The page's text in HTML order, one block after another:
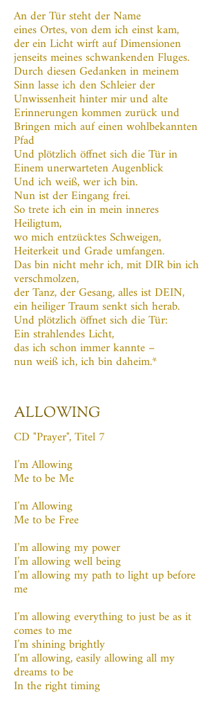
An der Tür steht der Name
eines Ortes, von dem ich einst kam,
der ein Licht wirft auf Dimensionen
jenseits meines schwankenden Fluges.
Durch diesen Gedanken in meinem
Sinn lasse ich den Schleier der
Unwissenheit hinter mir und alte
Erinnerungen kommen zurück und
Bringen mich auf einen wohlbekannten
Pfad
Und plötzlich öffnet sich die Tür in
Einem unerwarteten Augenblick
Und ich weiß, wer ich bin.
Nun ist der Eingang frei.
So trete ich ein in mein inneres
Heiligtum,
wo mich entzücktes Schweigen,
Heiterkeit und Grade umfangen.
Das bin nicht mehr ich, mit DIR bin ich
verschmolzen,
der Tanz, der Gesang, alles ist DEIN,
ein heiliger Traum senkt sich herab.
Und plötzlich öffnet sich die Tür:
Ein strahlendes Licht,
das ich schon immer kannte –
nun weiß ich, ich bin daheim.*
ALLOWING
CD "Prayer", Titel 7
I’m Allowing
Me to be Me
I’m Allowing
Me to be Free
I’m allowing my power
I’m allowing well being
I’m allowing my path to light up before
me
I’m allowing everything to just be as it
comes to me
I’m shining brightly
I’m allowing, easily allowing all my
dreams to be
In the right timing